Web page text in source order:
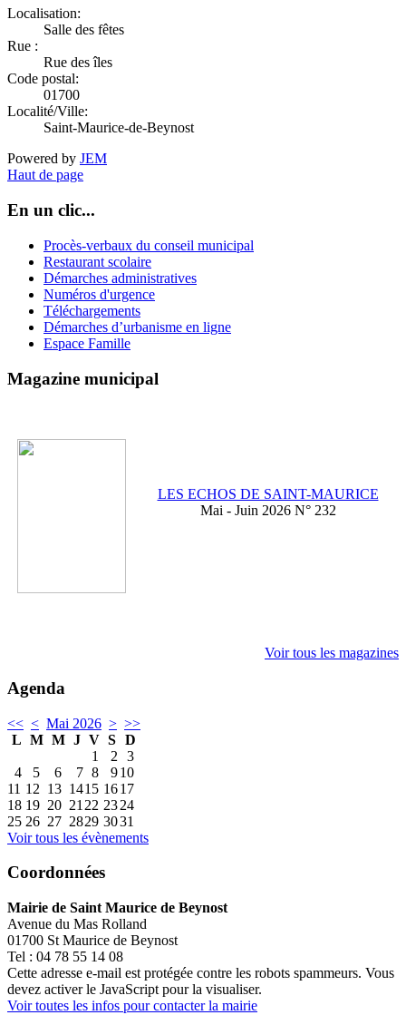
Localisation:
Salle des fêtes
Rue :
Rue des îles
Code postal:
01700
Localité/Ville:
Saint-Maurice-de-Beynost
Powered by JEM
Haut de page
En un clic...
Procès-verbaux du conseil municipal
Restaurant scolaire
Démarches administratives
Numéros d'urgence
Téléchargements
Démarches d’urbanisme en ligne
Espace Famille
Magazine municipal
LES ECHOS DE SAINT-MAURICE
Mai - Juin 2026 N° 232
Voir tous les magazines
Agenda
<< < Mai 2026 > >>
L M M J V S D
1
2
3
4
5 6 7 8 910
11 12 13 1415 1617
18 19 20 21 22 2324
25 26 27 2829 3031
Voir tous les évènements
Coordonnées
Mairie de Saint Maurice de Beynost
Avenue du Mas Rolland
01700 St Maurice de Beynost
Tel : 04 78 55 14 08
Cette adresse e-mail est protégée contre les robots spammeurs. Vous
devez activer le JavaScript pour la visualiser.
Voir toutes les infos pour contacter la mairie